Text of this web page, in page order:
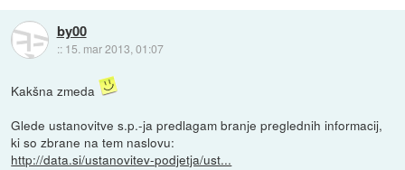
by00
:: 15. mar 2013, 01:07
Kakšna zmeda
Glede ustanovitve s.p.-ja predlagam branje preglednih informacij,
ki so zbrane na tem naslovu:
http://data.si/ustanovitev-podjetja/ust...